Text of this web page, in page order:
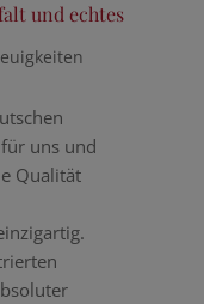
und echtes
uns und
Qualität